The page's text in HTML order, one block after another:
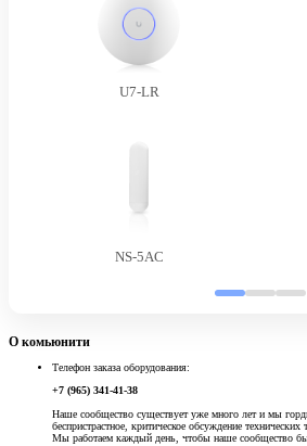
U7-LR
NS-5AC
О комьюнити
Телефон заказа оборудования:
+7 (965) 341-41-38
Наше сообщество существует уже много лет и мы
беспристрастное, критическое обсуждение
Мы работаем каждый день, чтобы наше сообщество